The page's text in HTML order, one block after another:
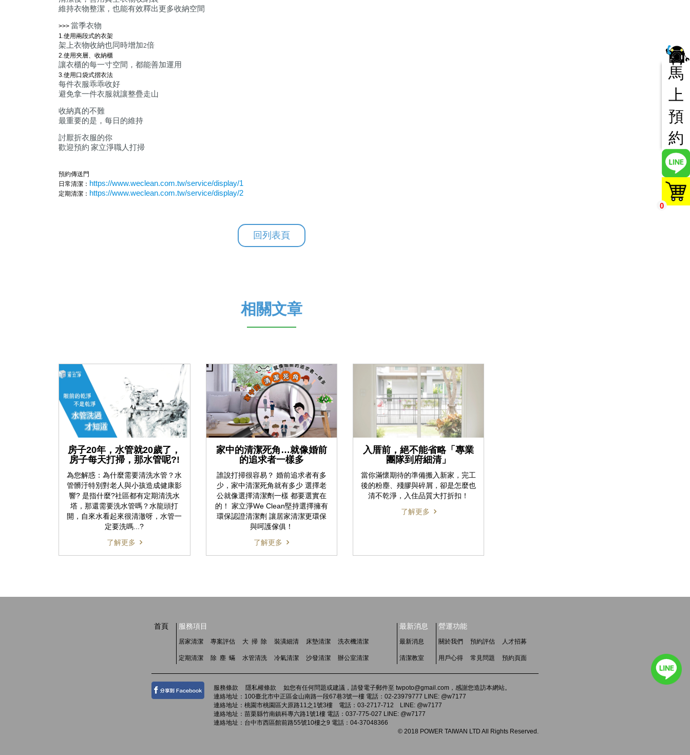
維持衣物整潔，也能有效釋出更多收納空間
>>> 當季衣物
1.使用兩段式的衣架
架上衣物收納也同時增加2倍
2.使用夾層、收納櫃
讓衣櫃的每一寸空間，都能善加運用
3.使用口袋式摺衣法
每件衣服乖乖收好
避免拿一件衣服就讓整疊走山
收納真的不難
最重要的是，每日的維持
討厭折衣服的你
歡迎預約 家立淨職人打掃
預約傳送門
日常清潔： https://www.weclean.com.tw/service/display/1
定期清潔： https://www.weclean.com.tw/service/display/2
回列表頁
相關文章
房子20年，水管就20歲了，
房子每天打掃，那水管呢?!
為您解惑：為什麼需要清洗水管？水
管髒汙特別對老人與小孩造成健康影
響? 是指什麼?社區都有定期清洗水
塔，那還需要洗水管嗎？水龍頭打
開，自來水看起來很清澈呀，水管一
定要洗嗎...?
了解更多
家中的清潔死角…就像婚前
的追求者一樣多
誰說打掃很容易？ 婚前追求者有多
少，家中清潔死角就有多少 選擇老
公就像選擇清潔劑一樣 都要選實在
的！ 家立淨We Clean堅持選擇擁有
環保認證清潔劑 讓居家清潔更環保
與呵護傢俱！
了解更多
入厝前，絕不能省略「專業
團隊到府細清」
當你滿懷期待的準備搬入新家，完工
後的粉塵、殘膠與碎屑，卻是怎麼也
清不乾淨，入住品質大打折扣！
了解更多
馬
上
預
約
0
首頁 服務項目
居家清潔 專案評估 大 掃 除 裝潢細清 床墊清潔 洗衣機清潔
定期清潔 除 塵 蟎 水管清洗 冷氣清潔 沙發清潔 辦公室清潔
最新消息
最新消息
清潔教室
營運功能
關於我們 預約評估 人才招募
用戶心得 常見問題 預約頁面
服務條款 隱私權條款
如您有任何問題或建議，請發電子郵件至 twpoto@gmail.com，感謝您造訪本網站。
連絡地址：100臺北市中正區金山南路一段67巷3號一樓 電話：02-23979777 LINE: @w7177
連絡地址：桃園市桃園區大原路11之1號3樓 電話：03-2717-712 LINE: @w7177
連絡地址：苗栗縣竹南鎮科專六路1號1樓 電話：037-775-027 LINE: @w7177
連絡地址：台中市西區館前路55號10樓之9 電話：04-37048366
© 2018 POWER TAIWAN LTD All Rights Reserved.